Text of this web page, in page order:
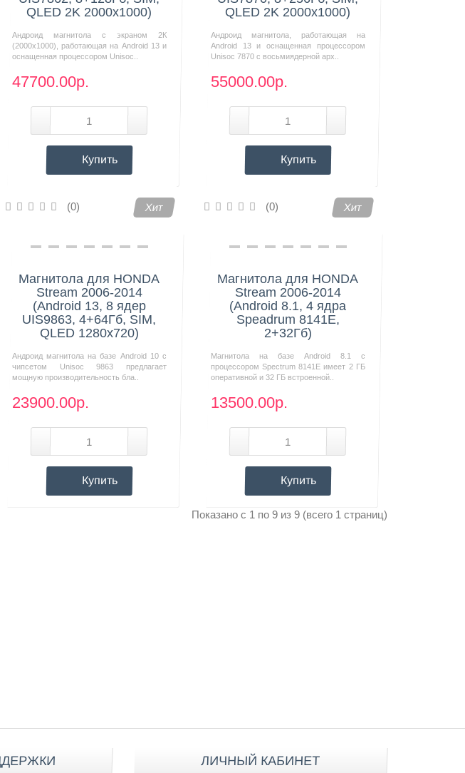
QLED 2K 2000x1000)
Андроид магнитола с экраном 2К
(2000х1000), работающая на Android 13 и
оснащенная процессором Unisoc..
47700.00р.
Купить
QLED 2K 2000x1000)
Андроид магнитола, работающая на
Android 13 и оснащенная процессором
Unisoc 7870 с восьмиядерной арх..
55000.00р.
Купить
(0) Хит
Магнитола для HONDA
Stream 2006-2014
(Android 13, 8 ядер
UIS9863, 4+64Гб, SIM,
QLED 1280x720)
Андроид магнитола на базе Android 10 с
чипсетом Unisoc 9863 предлагает
мощную производительность бла..
23900.00р.
Купить
(0) Хит
Магнитола для HONDA
Stream 2006-2014
(Android 8.1, 4 ядра
Speadrum 8141E,
2+32Гб)
Магнитола на базе Android 8.1 с
процессором Spectrum 8141E имеет 2 ГБ
оперативной и 32 ГБ встроенной..
13500.00р.
Купить
Показано с 1 по 9 из 9 (всего 1 страниц)
ЛИЧНЫЙ КАБИНЕТ